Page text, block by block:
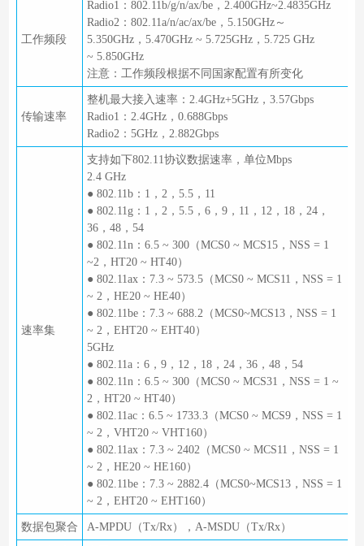
工作频段
Radio1：802.11b/g/n/ax/be，2.400GHz~2.4835GHz
Radio2：802.11a/n/ac/ax/be，5.150GHz～
5.350GHz，5.470GHz ~ 5.725GHz，5.725 GHz
~ 5.850GHz
注意：工作频段根据不同国家配置有所变化
传输速率
整机最大接入速率：2.4GHz+5GHz，3.57Gbps
Radio1：2.4GHz，0.688Gbps
Radio2：5GHz，2.882Gbps
速率集
支持如下802.11协议数据速率，单位Mbps
2.4 GHz
● 802.11b：1，2，5.5，11
● 802.11g：1，2，5.5，6，9，11，12，18，24，
36，48，54
● 802.11n：6.5 ~ 300（MCS0 ~ MCS15，NSS = 1
~2，HT20 ~ HT40）
● 802.11ax：7.3 ~ 573.5（MCS0 ~ MCS11，NSS = 1
~ 2，HE20 ~ HE40）
● 802.11be：7.3 ~ 688.2（MCS0~MCS13，NSS = 1
~ 2，EHT20 ~ EHT40）
5GHz
● 802.11a：6，9，12，18，24，36，48，54
● 802.11n：6.5 ~ 300（MCS0 ~ MCS31，NSS = 1 ~
2，HT20 ~ HT40）
● 802.11ac：6.5 ~ 1733.3（MCS0 ~ MCS9，NSS = 1
~ 2，VHT20 ~ VHT160）
● 802.11ax：7.3 ~ 2402（MCS0 ~ MCS11，NSS = 1
~ 2，HE20 ~ HE160）
● 802.11be：7.3 ~ 2882.4（MCS0~MCS13，NSS = 1
~ 2，EHT20 ~ EHT160）
数据包聚合 A-MPDU（Tx/Rx），A-MSDU（Tx/Rx）